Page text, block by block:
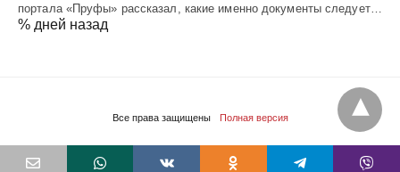
портала «Пруфы» рассказал, какие именно документы следует…
% дней назад
Все права защищены Полная версия